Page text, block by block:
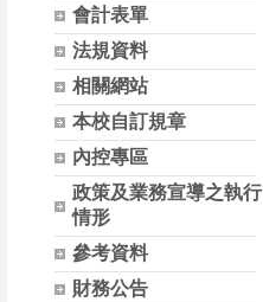
會計表單
法規資料
相關網站
本校自訂規章
內控專區
政策及業務宣導之執行
情形
參考資料
財務公告